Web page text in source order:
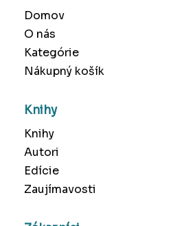
Domov
O nás
Kategórie
Nákupný košík
Knihy
Knihy
Autori
Edície
Zaujímavosti